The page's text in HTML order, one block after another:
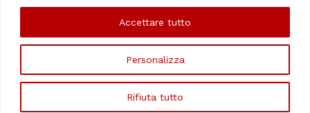
Personalizza
Rifiuta tutto
Accettare tutto
Le Firme
©Copyright 2006/2020 - ItaliaChiamaItalia